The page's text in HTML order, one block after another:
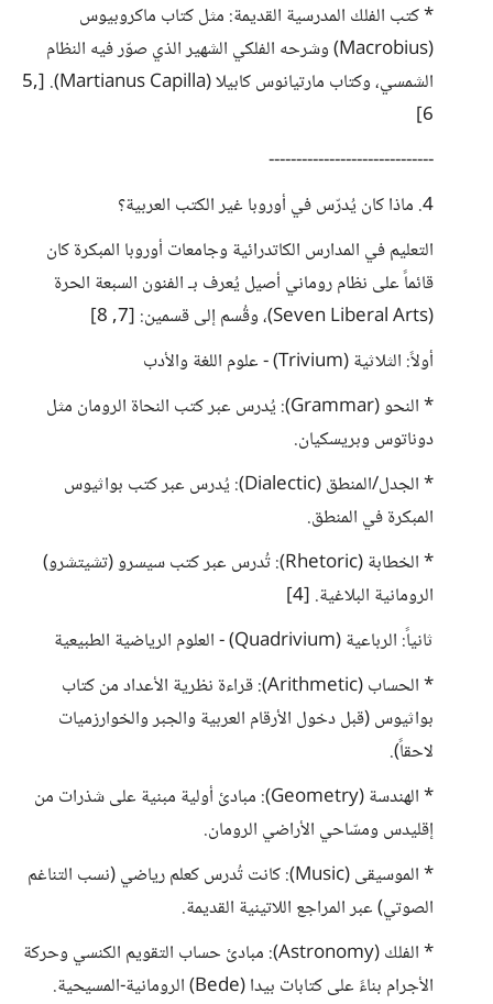
* كتب الفلك المدرسية القديمة: مثل كتاب ماكروبيوس
(Macrobius) وشرحه الفلكي الشهير الذي صوّر فيه النظام
الشمسي، وكتاب مارتيانوس كابيلا (Martianus Capilla). [5,
6]
------------------------------
4. ماذا كان يُدرّس في أوروبا غير الكتب العربية؟
التعليم في المدارس الكاتدرائية وجامعات أوروبا المبكرة كان
قائماً على نظام روماني أصيل يُعرف بـ الفنون السبعة الحرة
(Seven Liberal Arts)، وقُسم إلى قسمين: [7, 8]
أولاً: الثلاثية (Trivium) - علوم اللغة والأدب
* النحو (Grammar): يُدرس عبر كتب النحاة الرومان مثل
دوناتوس وبريسكيان.
* الجدل/المنطق (Dialectic): يُدرس عبر كتب بواثيوس
المبكرة في المنطق.
* الخطابة (Rhetoric): تُدرس عبر كتب سيسرو (تشيتشرو)
الرومانية البلاغية. [4]
ثانياً: الرباعية (Quadrivium) - العلوم الرياضية الطبيعية
* الحساب (Arithmetic): قراءة نظرية الأعداد من كتاب
بواثيوس (قبل دخول الأرقام العربية والجبر والخوارزميات
لاحقاً).
* الهندسة (Geometry): مبادئ أولية مبنية على شذرات من
إقليدس ومسّاحي الأراضي الرومان.
* الموسيقى (Music): كانت تُدرس كعلم رياضي (نسب التناغم
الصوتي) عبر المراجع اللاتينية القديمة.
* الفلك (Astronomy): مبادئ حساب التقويم الكنسي وحركة
الأجرام بناءً على كتابات بيدا (Bede) الرومانية-المسيحية.